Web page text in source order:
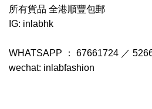
所有貨品 全港順豐包郵
IG: inlabhk
WHATSAPP ： 67661724 ／
wechat: inlabfashion